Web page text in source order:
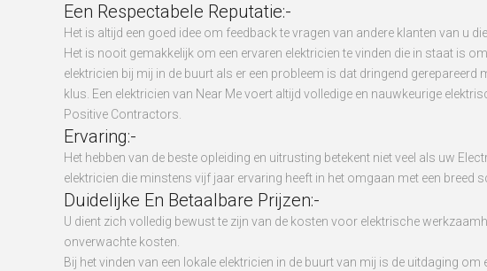
Een Respectabele Reputatie:-
Het is altijd een goed idee om feedback te vragen van andere klanten van u
Het is nooit gemakkelijk om een ervaren elektricien te vinden die in staat is
elektricien bij mij in de buurt als er een probleem is dat dringend
klus. Een elektricien van Near Me voert altijd volledige en nauwkeurige
Positive Contractors.
Ervaring:-
Het hebben van de beste opleiding en uitrusting betekent niet veel als uw
elektricien die minstens vijf jaar ervaring heeft in het omgaan met een breed
Duidelijke En Betaalbare Prijzen:-
U dient zich volledig bewust te zijn van de kosten voor elektrische
onverwachte kosten.
Bij het vinden van een lokale elektricien in de buurt van mij is de uitdaging